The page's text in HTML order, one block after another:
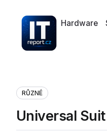
Hardware
RŮZNÉ
Universal